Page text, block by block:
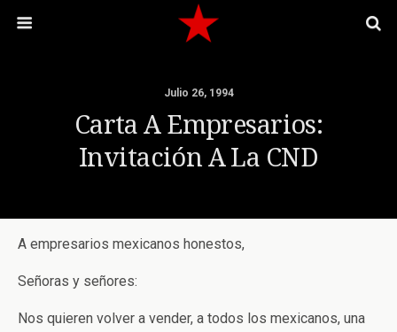
Julio 26, 1994
Carta A Empresarios:
Invitación A La CND
A empresarios mexicanos honestos,
Señoras y señores:
Nos quieren volver a vender, a todos los mexicanos, una